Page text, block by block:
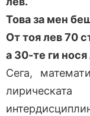
Това за мен
От тоя лев 70
а 30-те ги
Сега,